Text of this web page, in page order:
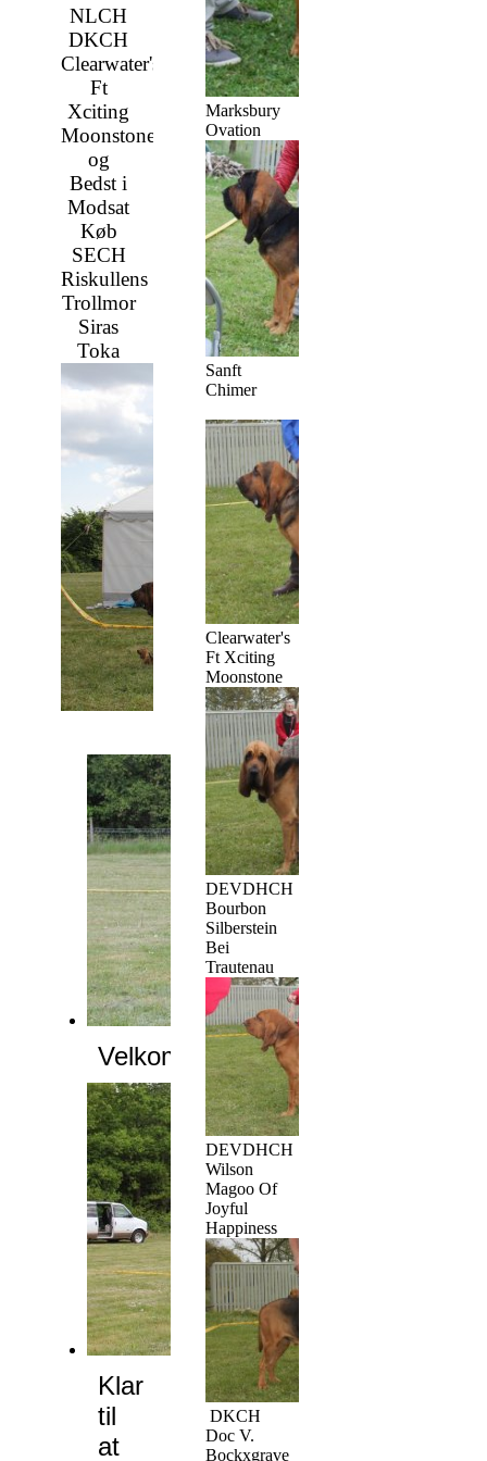
NLCH
DKCH
Clearwater's
Ft
Xciting
Moonstone
og
Bedst i
Modsat
Køb
SECH
Riskullens
Trollmor
Siras
Toka
Velkomst
Klar
til
at
Marksbury
Ovation
Sanft
Chimer
Clearwater's
Ft Xciting
Moonstone
DEVDHCH
Bourbon
Silberstein
Bei
Trautenau
DEVDHCH
Wilson
Magoo Of
Joyful
Happiness
DKCH
Doc V.
Bockxgrave